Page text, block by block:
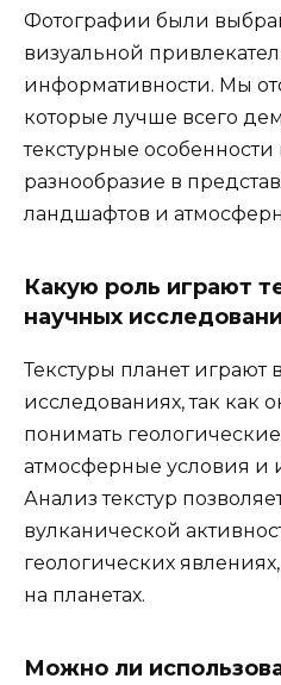
Фотографии были
визуальной
информативности. Мы
которые лучше всего
текстурные
разнообразие в
ландшафтов и
Какую роль играют
научных
Текстуры планет
исследованиях, так как
понимать
атмосферные условия и
Анализ текстур
вулканической
геологических
на планетах.
Можно ли